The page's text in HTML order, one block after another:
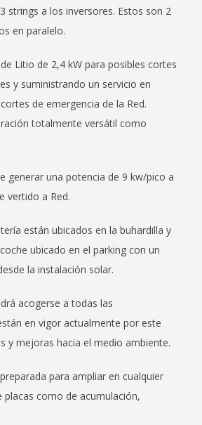
strings a los inversores. Estos son 2
en paralelo.
Litio de 2,4 kW para posibles cortes
y suministrando un servicio en
de emergencia de la Red.
totalmente versátil como
generar una potencia de 9 kw/pico a
vertido a Red.
están ubicados en la buhardilla y
ubicado en el parking con un
la instalación solar.
acogerse a todas las
en vigor actualmente por este
y mejoras hacia el medio ambiente.
para ampliar en cualquier
como de acumulación,